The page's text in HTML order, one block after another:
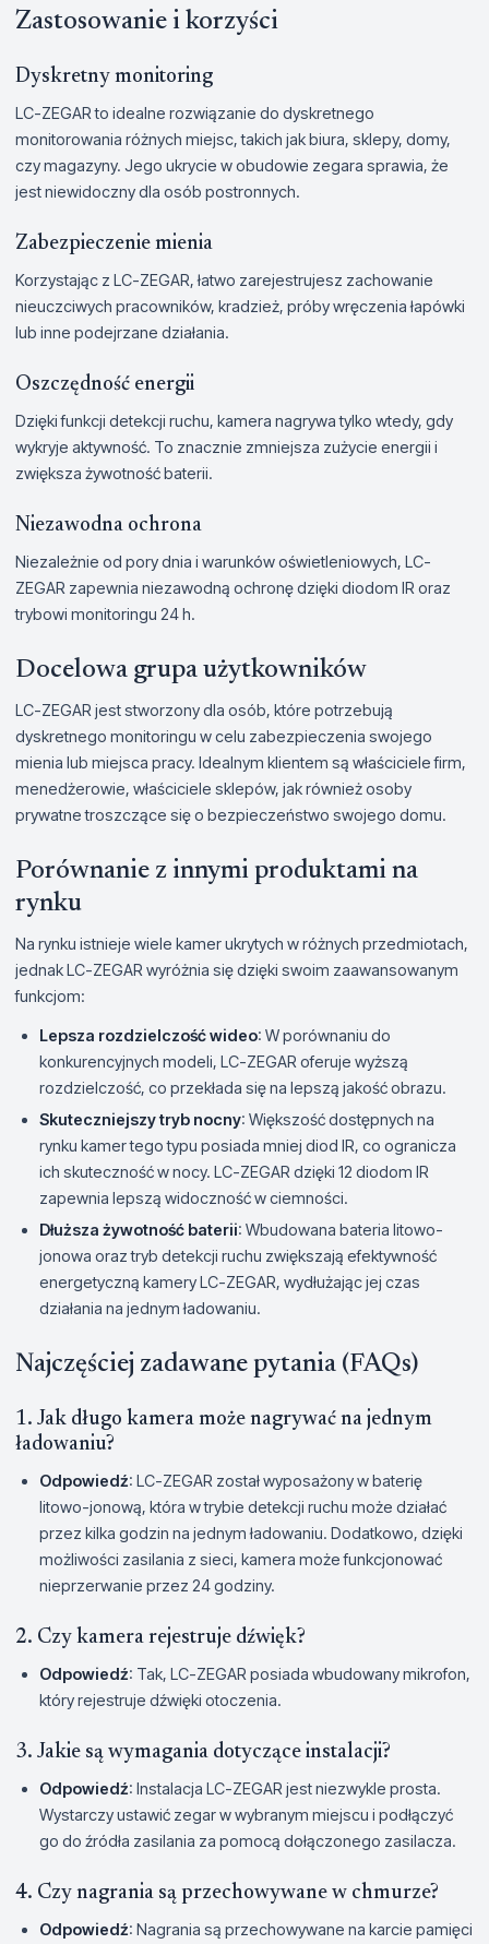
Zastosowanie i korzyści
Dyskretny monitoring
LC-ZEGAR to idealne rozwiązanie do dyskretnego
monitorowania różnych miejsc, takich jak biura, sklepy, domy,
czy magazyny. Jego ukrycie w obudowie zegara sprawia, że
jest niewidoczny dla osób postronnych.
Zabezpieczenie mienia
Korzystając z LC-ZEGAR, łatwo zarejestrujesz zachowanie
nieuczciwych pracowników, kradzież, próby wręczenia łapówki
lub inne podejrzane działania.
Oszczędność energii
Dzięki funkcji detekcji ruchu, kamera nagrywa tylko wtedy, gdy
wykryje aktywność. To znacznie zmniejsza zużycie energii i
zwiększa żywotność baterii.
Niezawodna ochrona
Niezależnie od pory dnia i warunków oświetleniowych, LC-
ZEGAR zapewnia niezawodną ochronę dzięki diodom IR oraz
trybowi monitoringu 24 h.
Docelowa grupa użytkowników
LC-ZEGAR jest stworzony dla osób, które potrzebują
dyskretnego monitoringu w celu zabezpieczenia swojego
mienia lub miejsca pracy. Idealnym klientem są właściciele firm,
menedżerowie, właściciele sklepów, jak również osoby
prywatne troszczące się o bezpieczeństwo swojego domu.
Porównanie z innymi produktami na
rynku
Na rynku istnieje wiele kamer ukrytych w różnych przedmiotach,
jednak LC-ZEGAR wyróżnia się dzięki swoim zaawansowanym
funkcjom:
Lepsza rozdzielczość wideo: W porównaniu do
konkurencyjnych modeli, LC-ZEGAR oferuje wyższą
rozdzielczość, co przekłada się na lepszą jakość obrazu.
Skuteczniejszy tryb nocny: Większość dostępnych na
rynku kamer tego typu posiada mniej diod IR, co ogranicza
ich skuteczność w nocy. LC-ZEGAR dzięki 12 diodom IR
zapewnia lepszą widoczność w ciemności.
Dłuższa żywotność baterii: Wbudowana bateria litowo-
jonowa oraz tryb detekcji ruchu zwiększają efektywność
energetyczną kamery LC-ZEGAR, wydłużając jej czas
działania na jednym ładowaniu.
Najczęściej zadawane pytania (FAQs)
1. Jak długo kamera może nagrywać na jednym
ładowaniu?
Odpowiedź: LC-ZEGAR został wyposażony w baterię
litowo-jonową, która w trybie detekcji ruchu może działać
przez kilka godzin na jednym ładowaniu. Dodatkowo, dzięki
możliwości zasilania z sieci, kamera może funkcjonować
nieprzerwanie przez 24 godziny.
2. Czy kamera rejestruje dźwięk?
Odpowiedź: Tak, LC-ZEGAR posiada wbudowany mikrofon,
który rejestruje dźwięki otoczenia.
3. Jakie są wymagania dotyczące instalacji?
Odpowiedź: Instalacja LC-ZEGAR jest niezwykle prosta.
Wystarczy ustawić zegar w wybranym miejscu i podłączyć
go do źródła zasilania za pomocą dołączonego zasilacza.
4. Czy nagrania są przechowywane w chmurze?
Odpowiedź: Nagrania są przechowywane na karcie pamięci